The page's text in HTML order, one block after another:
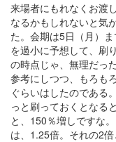
来場者にもれなくお渡
なるかもしれないと気
た。会期は5日（月）
を過小に予想して、刷
の時点じゃ、無理だっ
参考にしつつ、もろも
ぐらいはしたのである
っと刷っておくとなる
と、150％増しですな
は、1.25倍。それの2倍